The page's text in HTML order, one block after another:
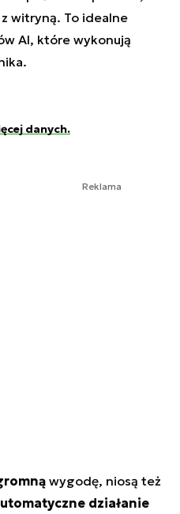
witryną. To idealne
AI, które wykonują
danych.
Reklama
wygodę, niosą też
działanie